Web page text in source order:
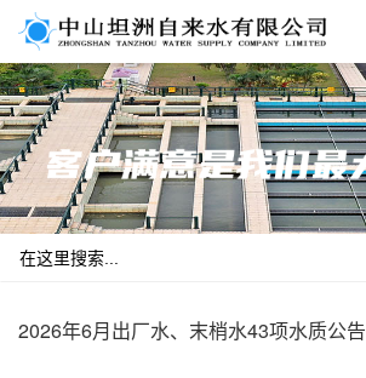
2026年6月出厂水、末梢水43项水质公告